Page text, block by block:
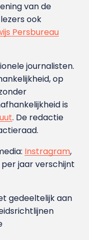
van de
ook
Persbureau
journalisten.
op
is
. De redactie
Instragram,
per jaar verschijnt
gedeeltelijk aan